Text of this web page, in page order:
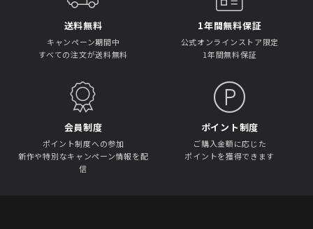
送料無料
キャンペーン期間中
すべての注文が送料無料
1年間無料保証
公式オンラインストア限定
1年間無料保証
会員制度
ポイント制度への参加
新作や特別なキャンペーン情報を配
信
ポイント制度
ご購入金額に応じた
ポイントを獲得できます